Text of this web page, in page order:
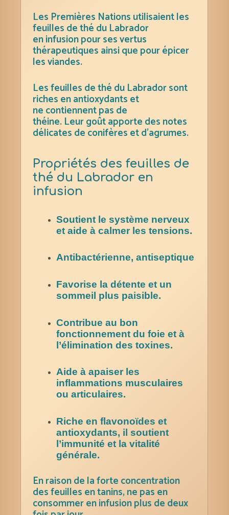
Les Premières Nations utilisaient les
feuilles de thé du Labrador
eninfusionpour sesvertus
thérapeutiques ainsi que pourépicer
les viandes.
Les feuilles de thé du Labradorsont
riches enantioxydantset
necontiennent pas de
théine.Leurgoûtapporte des notes
délicates deconifèreset d’agrumes.
Propriétés des feuilles de
thé du Labrador en
infusion
Soutient le système nerveux
et aide à calmer les tensions.
Antibactérienne, antiseptique
Favorise la détente et un
sommeil plus paisible.
Contribue au bon
fonctionnement du foie et à
l’élimination des toxines.
Aide à apaiser les
inflammations musculaires
ou articulaires.
Riche en flavonoïdes et
antioxydants, il soutient
l’immunité et la vitalité
générale.
En raison de la forte concentration
des feuilles en tanins, ne pas en
consommer en infusion plus de deux